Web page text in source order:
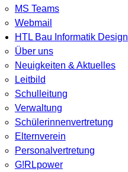
MS Teams
Webmail
HTL Bau Informatik Design
Über uns
Neuigkeiten & Aktuelles
Leitbild
Schulleitung
Verwaltung
Schülerinnenvertretung
Elternverein
Personalvertretung
G!RLpower